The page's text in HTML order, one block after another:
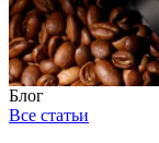
Блог
Все статьи